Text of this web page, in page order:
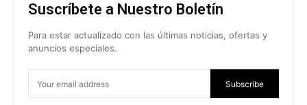
Suscríbete a Nuestro Boletín
Para estar actualizado con las últimas noticias, ofertas y
anuncios especiales.
Subscribe